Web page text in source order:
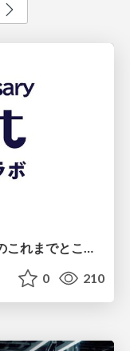
ご挨拶「10周年を迎える共創ラボのこれまでとこれから」
0 210